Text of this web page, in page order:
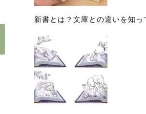
新書とは？文庫との違いを知っ